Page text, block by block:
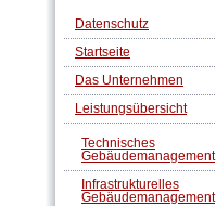
Datenschutz
Startseite
Das Unternehmen
Leistungsübersicht
Technisches
Gebäudemanagement
Infrastrukturelles
Gebäudemanagement